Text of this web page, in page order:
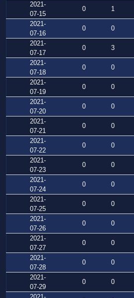
2021-
07-15
0 1
2021-
07-16
0 0
2021-
07-17
0 3
2021-
07-18
0 0
2021-
07-19
0 0
2021-
07-20
0 0
2021-
07-21
0 0
2021-
07-22
0 0
2021-
07-23
0 0
2021-
07-24
0 0
2021-
07-25
0 0
2021-
07-26
0 0
2021-
07-27
0 0
2021-
07-28
0 0
2021-
07-29
0 0